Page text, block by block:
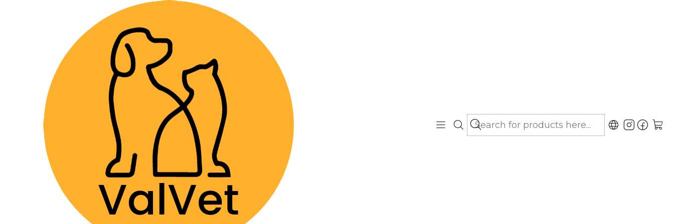
Despacho GRATIS por compras sobre $89.990
Farmacia Veterinaria Dermatológicos Allermyl Glyco - Shampoo Dermatológico
Agregar al Carro Buy now